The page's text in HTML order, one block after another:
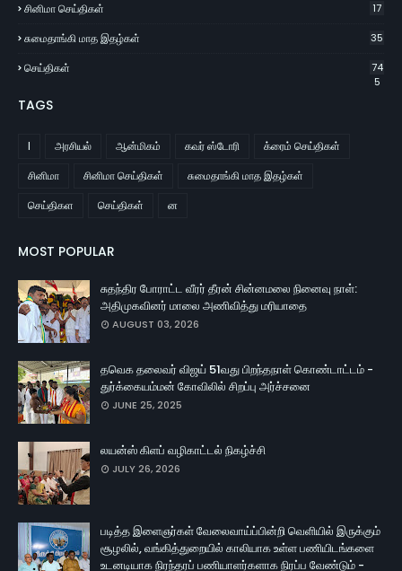
சினிமா செய்திகள் 17
சுமைதாங்கி மாத இதழ்கள் 35
செய்திகள்
74
5
TAGS
l அரசியல் ஆன்மிகம் கவர் ஸ்டோரி
க்ரைம் செய்திகள்
சினிமா
சினிமா செய்திகள்
சுமைதாங்கி மாத இதழ்கள்
செய்திகள
செய்திகள் ன
MOST POPULAR
சுதந்திர போராட்ட வீரர் தீரன் சின்னமலை நினைவு நாள்:
அதிமுகவினர் மாலை அணிவித்து மரியாதை
AUGUST 03, 2026
தவெக தலைவர் விஜய் 51வது பிறந்தநாள் கொண்டாட்டம் -
துர்க்கையம்மன் கோவிலில் சிறப்பு அர்ச்சனை
JUNE 25, 2025
லயன்ஸ் கிளப் வழிகாட்டல் நிகழ்ச்சி
JULY 26, 2026
படித்த இளைஞர்கள் வேலைவாய்ப்பின்றி வெளியில் இருக்கும்
சூழலில், வங்கித்துறையில் காலியாக உள்ள பணியிடங்களை
உடனடியாக நிரந்தரப் பணியாளர்களாக நிரப்ப வேண்டும் -